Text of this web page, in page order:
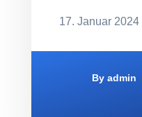
17. Januar 2024
By admin